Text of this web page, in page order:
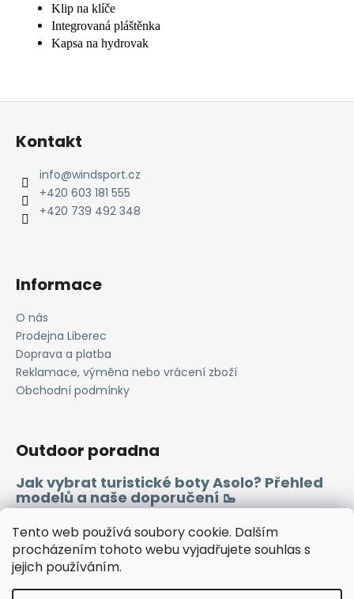
Tento web používá soubory cookie. Dalším
procházením tohoto webu vyjadřujete souhlas s
jejich používáním.
Klip na klíče
Integrovaná pláštěnka
Kapsa na hydrovak
Z
Kontakt
info@windsport.cz
+420 603 181 555
+420 739 492 348
Informace
O nás
Prodejna Liberec
Doprava a platba
Reklamace, výměna nebo vrácení zboží
Obchodní podmínky
Outdoor poradna
Jak vybrat turistické boty Asolo? Přehled
modelů a naše doporučení 🥾